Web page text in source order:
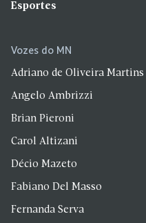
Esportes
Vozes do MN
Adriano de Oliveira Martins
Angelo Ambrizzi
Brian Pieroni
Carol Altizani
Décio Mazeto
Fabiano Del Masso
Fernanda Serva